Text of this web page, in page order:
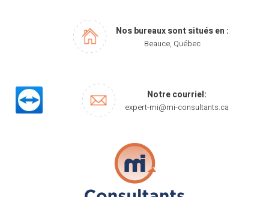
Nos bureaux sont situés en :
Beauce, Québec
Notre courriel:
expert-mi@mi-consultants.ca